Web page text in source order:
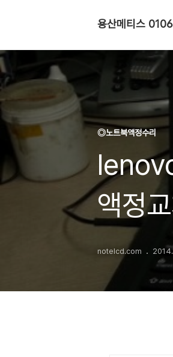
용산메티스
◎노트북액정수리
액정
notelcd.com